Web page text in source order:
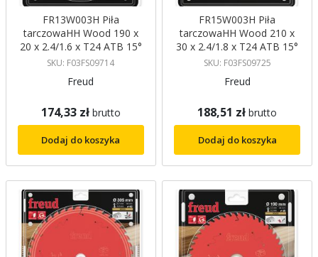
FR13W003H Piła
tarczowaHH Wood 190 x
20 x 2.4/1.6 x T24 ATB 15°
FREUD
SKU: F03FS09714
Freud
174,33 zł brutto
Dodaj do koszyka
FR15W003H Piła
tarczowaHH Wood 210 x
30 x 2.4/1.8 x T24 ATB 15°
FREUD
SKU: F03FS09725
Freud
188,51 zł brutto
Dodaj do koszyka